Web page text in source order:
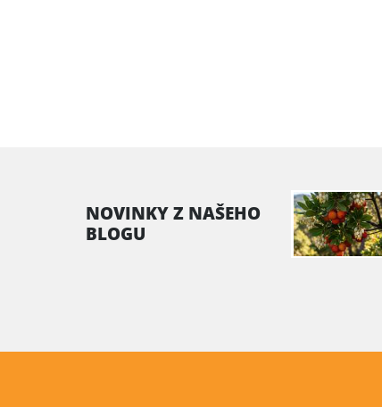
NOVINKY Z NAŠEHO
BLOGU